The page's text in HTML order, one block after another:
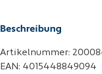
Beschreibung
Artikelnummer:
EAN: 4015448849094